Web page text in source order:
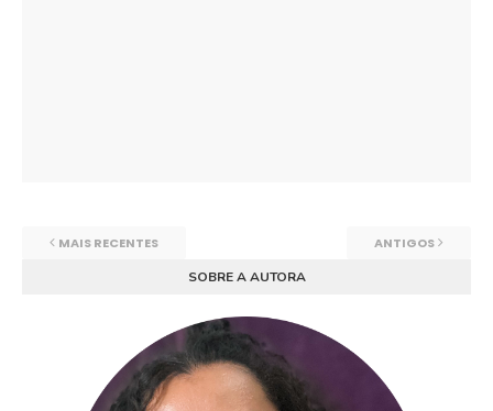
MAIS RECENTES
ANTIGOS
SOBRE A AUTORA